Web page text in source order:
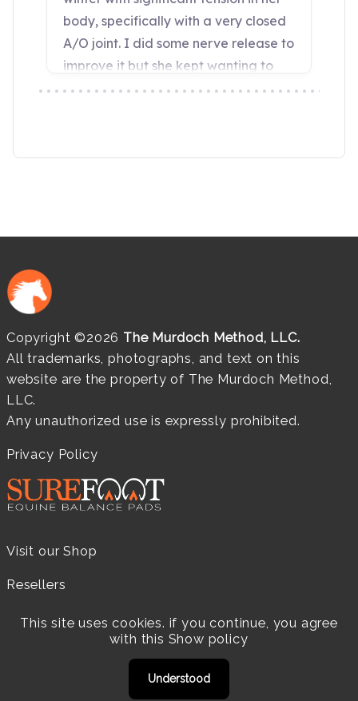
Copyright ©2026 The Murdoch Method, LLC.
All trademarks, photographs, and text on this
website are the property of The Murdoch Method,
LLC.
Any unauthorized use is expressly prohibited.
Privacy Policy
Visit our Shop
Resellers
Practitioners
This site uses cookies. if you continue, you agree
with this Show policy
Understood